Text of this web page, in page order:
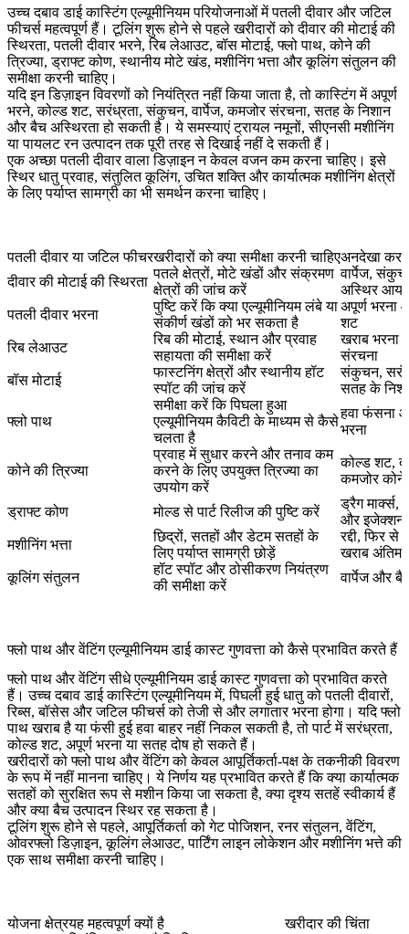
उच्च दबाव डाई कास्टिंग एल्यूमीनियम परियोजनाओं में पतली दीवार और जटिल
फीचर्स महत्वपूर्ण हैं। टूलिंग शुरू होने से पहले खरीदारों को दीवार की मोटाई की
स्थिरता, पतली दीवार भरने, रिब लेआउट, बॉस मोटाई, फ्लो पाथ, कोने की
त्रिज्या, ड्राफ्ट कोण, स्थानीय मोटे खंड, मशीनिंग भत्ता और कूलिंग संतुलन की
समीक्षा करनी चाहिए।
यदि इन डिज़ाइन विवरणों को नियंत्रित नहीं किया जाता है, तो कास्टिंग में अपूर्ण
भरने, कोल्ड शट, सरंध्रता, संकुचन, वार्पेज, कमजोर संरचना, सतह के निशान
और बैच अस्थिरता हो सकती है। ये समस्याएं ट्रायल नमूनों, सीएनसी मशीनिंग
या पायलट रन उत्पादन तक पूरी तरह से दिखाई नहीं दे सकती हैं।
एक अच्छा पतली दीवार वाला डिज़ाइन न केवल वजन कम करना चाहिए। इसे
स्थिर धातु प्रवाह, संतुलित कूलिंग, उचित शक्ति और कार्यात्मक मशीनिंग क्षेत्रों
के लिए पर्याप्त सामग्री का भी समर्थन करना चाहिए।
पतली दीवार या जटिल फीचरखरीदारों को क्या समीक्षा करनी चाहिएअनदेखा
दीवार की मोटाई की स्थिरता
पतले क्षेत्रों, मोटे खंडों और संक्रमण
क्षेत्रों की जांच करें
वार्पेज,
अस्थिर
पतली दीवार भरना
पुष्टि करें कि क्या एल्यूमीनियम लंबे या
संकीर्ण खंडों को भर सकता है
अपूर्ण भरना
शट
रिब लेआउट
रिब की मोटाई, स्थान और प्रवाह
सहायता की समीक्षा करें
खराब भरना
संरचना
बॉस मोटाई
फास्टनिंग क्षेत्रों और स्थानीय हॉट
स्पॉट की जांच करें
संकुचन,
सतह के
फ्लो पाथ
समीक्षा करें कि पिघला हुआ
एल्यूमीनियम कैविटी के माध्यम से कैसे
चलता है
हवा फंसना
भरना
कोने की त्रिज्या
प्रवाह में सुधार करने और तनाव कम
करने के लिए उपयुक्त त्रिज्या का
उपयोग करें
कोल्ड शट,
कमजोर कोने
ड्राफ्ट कोण मोल्ड से पार्ट रिलीज की पुष्टि करें
ड्रैग मार्क्स,
और इजेक्शन
मशीनिंग भत्ता
छिद्रों, सतहों और डेटम सतहों के
लिए पर्याप्त सामग्री छोड़ें
रद्दी, फिर से
खराब अंतिम
कूलिंग संतुलन
हॉट स्पॉट और ठोसीकरण नियंत्रण
की समीक्षा करें
वार्पेज और
फ्लो पाथ और वेंटिंग एल्यूमीनियम डाई कास्ट गुणवत्ता को कैसे प्रभावित करते हैं
फ्लो पाथ और वेंटिंग सीधे एल्यूमीनियम डाई कास्ट गुणवत्ता को प्रभावित करते
हैं। उच्च दबाव डाई कास्टिंग एल्यूमीनियम में, पिघली हुई धातु को पतली दीवारों,
रिब्स, बॉसेस और जटिल फीचर्स को तेजी से और लगातार भरना होगा। यदि फ्लो
पाथ खराब है या फंसी हुई हवा बाहर नहीं निकल सकती है, तो पार्ट में सरंध्रता,
कोल्ड शट, अपूर्ण भरना या सतह दोष हो सकते हैं।
खरीदारों को फ्लो पाथ और वेंटिंग को केवल आपूर्तिकर्ता-पक्ष के तकनीकी विवरण
के रूप में नहीं मानना चाहिए। ये निर्णय यह प्रभावित करते हैं कि क्या कार्यात्मक
सतहों को सुरक्षित रूप से मशीन किया जा सकता है, क्या दृश्य सतहें स्वीकार्य हैं
और क्या बैच उत्पादन स्थिर रह सकता है।
टूलिंग शुरू होने से पहले, आपूर्तिकर्ता को गेट पोजिशन, रनर संतुलन, वेंटिंग,
ओवरफ्लो डिज़ाइन, कूलिंग लेआउट, पार्टिंग लाइन लोकेशन और मशीनिंग भत्ते की
एक साथ समीक्षा करनी चाहिए।
योजना क्षेत्रयह महत्वपूर्ण क्यों है
खरीदार की चिंता